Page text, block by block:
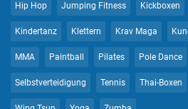
Hip Hop Jumping Fitness Kickboxen
Kindertanz Klettern Krav Maga
MMA Paintball Pilates Pole Dance
Selbstverteidigung Tennis Thai-Boxen